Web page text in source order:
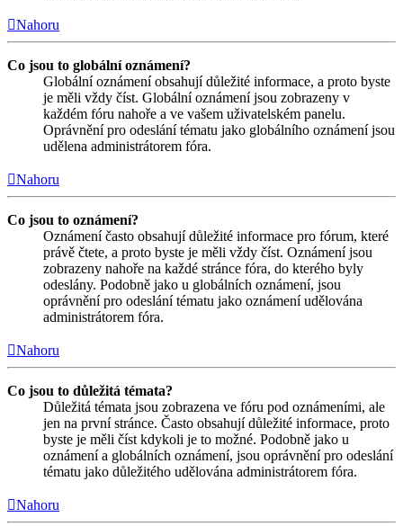
Nahoru
Co jsou to globální oznámení?
Globální oznámení obsahují důležité informace, a proto byste
je měli vždy číst. Globální oznámení jsou zobrazeny v
každém fóru nahoře a ve vašem uživatelském panelu.
Oprávnění pro odeslání tématu jako globálního oznámení jsou
udělena administrátorem fóra.
Nahoru
Co jsou to oznámení?
Oznámení často obsahují důležité informace pro fórum, které
právě čtete, a proto byste je měli vždy číst. Oznámení jsou
zobrazeny nahoře na každé stránce fóra, do kterého byly
odeslány. Podobně jako u globálních oznámení, jsou
oprávnění pro odeslání tématu jako oznámení udělována
administrátorem fóra.
Nahoru
Co jsou to důležitá témata?
Důležitá témata jsou zobrazena ve fóru pod oznámeními, ale
jen na první stránce. Často obsahují důležité informace, proto
byste je měli číst kdykoli je to možné. Podobně jako u
oznámení a globálních oznámení, jsou oprávnění pro odeslání
tématu jako důležitého udělována administrátorem fóra.
Nahoru